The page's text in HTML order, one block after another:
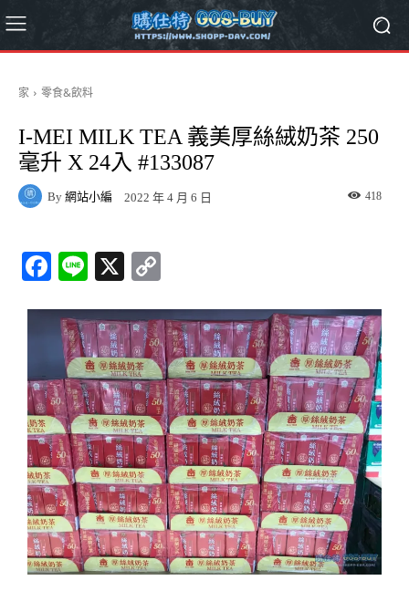
家 零食&飲料
I-MEI MILK TEA 義美厚絲絨奶茶 250
毫升 X 24入 #133087
By 網站小編 2022 年 4 月 6 日 418
Fa
bo
ok
Li
X
y
Li
nk